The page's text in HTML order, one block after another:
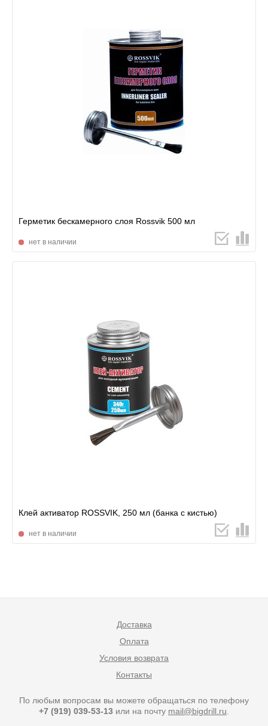
Герметик бескамерного слоя Rossvik 500 мл
нет в наличии
Клей активатор ROSSVIK, 250 мл (банка с кистью)
нет в наличии
Доставка
Оплата
Условия возврата
Контакты
По любым вопросам вы можете обращаться по телефону
+7 (919) 039-53-13 или на почту mail@bigdrill.ru